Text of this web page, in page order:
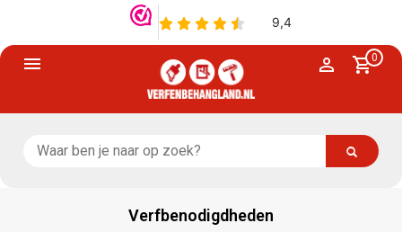
0
Verfbenodigdheden